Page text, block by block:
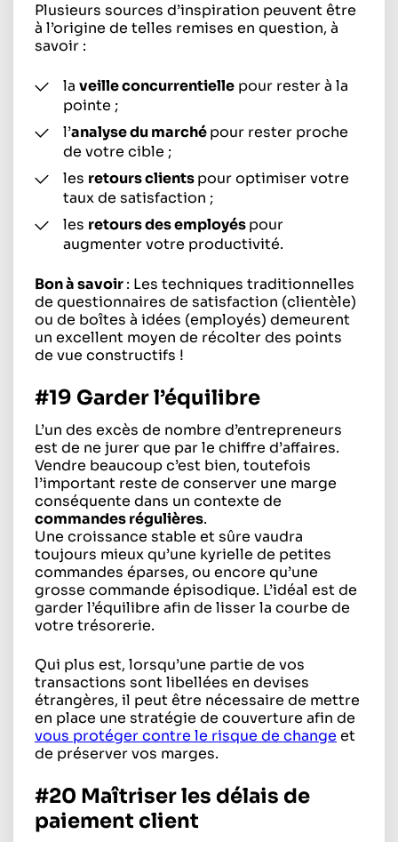
Plusieurs sources d’inspiration peuvent être
à l’origine de telles remises en question, à
savoir :
la veille concurrentielle pour rester à la
pointe ;
l’analyse du marchépour rester proche
de votre cible ;
les retours clientspour optimiser votre
taux de satisfaction ;
les retours des employéspour
augmenter votre productivité.
Bon à savoir: Les techniques traditionnelles
de questionnaires de satisfaction (clientèle)
ou de boîtes à idées (employés) demeurent
un excellent moyen de récolter des points
de vue constructifs !
#19 Garder l’équilibre
L’un des excès de nombre d’entrepreneurs
est de ne jurer que par le chiffre d’affaires.
Vendre beaucoup c’est bien, toutefois
l’important reste de conserver une marge
conséquente dans un contexte de
commandes régulières.
Une croissance stable et sûre vaudra
toujours mieux qu’une kyrielle de petites
commandes éparses, ou encore qu’une
grosse commande épisodique. L’idéal est de
garder l’équilibre afin de lisser la courbe de
votre trésorerie.
Qui plus est, lorsqu’une partie de vos
transactions sont libellées en devises
étrangères, il peut être nécessaire de mettre
en place une stratégie de couverture afin de
vous protéger contre le risque de change et
de préserver vos marges.
#20 Maîtriser les délais de
paiement client